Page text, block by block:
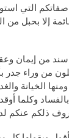
التي
إلا بحبل من
من إيمان
من وراء
الخيانة
وكلما
ذلكم عنكم